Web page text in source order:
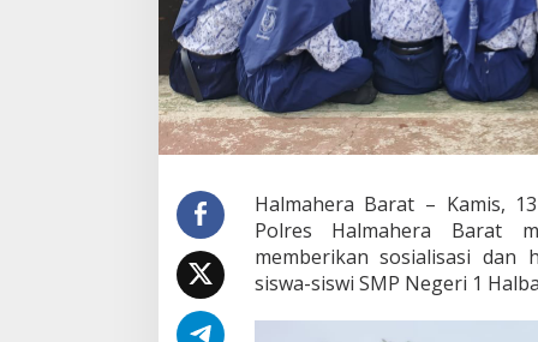
s
M
e
y
a
p
a
d
a
B
e
Halmahera Barat – Kamis,
Polres Halmahera Barat
memberikan sosialisasi dan
siswa-siswi SMP Negeri 1